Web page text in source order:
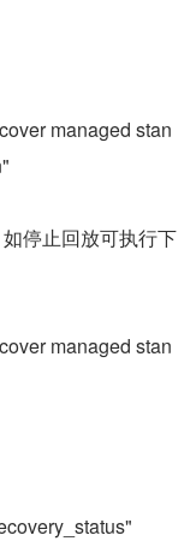
managed stan
停止回放可执行下
managed stan